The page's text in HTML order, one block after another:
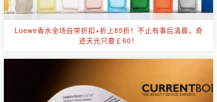
Loewe香水全场自带折扣+折上85折！不止有事后清晨，奇
迹天光只要￡60！